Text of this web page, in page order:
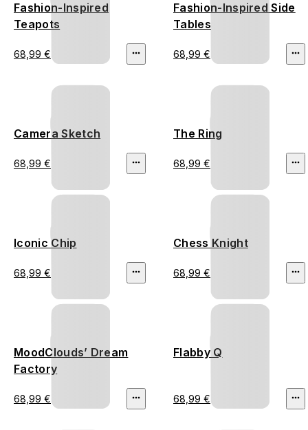
Fashion-Inspired
Teapots
68,99 €
Fashion-Inspired Side
Tables
68,99 €
Camera Sketch
68,99 €
The Ring
68,99 €
Iconic Chip
68,99 €
Chess Knight
68,99 €
MoodClouds’ Dream
Factory
68,99 €
Flabby Q
68,99 €